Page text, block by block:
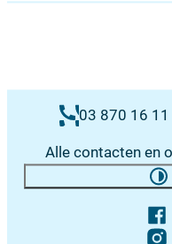
03 870 16 11
E-mail
Alle contacten en